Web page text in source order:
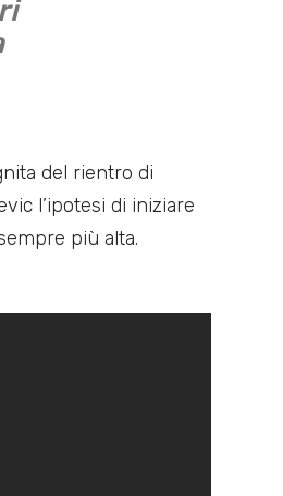
del rientro di
l’ipotesi di iniziare
più alta.